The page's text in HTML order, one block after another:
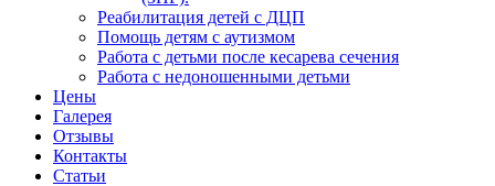
Реабилитация детей с ДЦП
Помощь детям с аутизмом
Работа с детьми после кесарева сечения
Работа с недоношенными детьми
Цены
Галерея
Отзывы
Контакты
Статьи